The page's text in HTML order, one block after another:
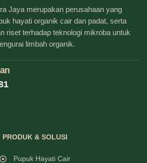
Jaya merupakan perusahaan yang
hayati organik cair dan padat, serta
riset terhadap teknologi mikroba untuk
limbah organik.
PRODUK & SOLUSI
Pupuk Hayati Cair